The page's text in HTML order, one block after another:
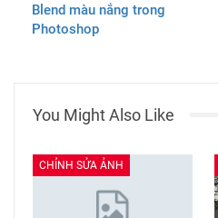
Blend màu nắng trong
Photoshop
You Might Also Like
CHỈNH SỬA ẢNH